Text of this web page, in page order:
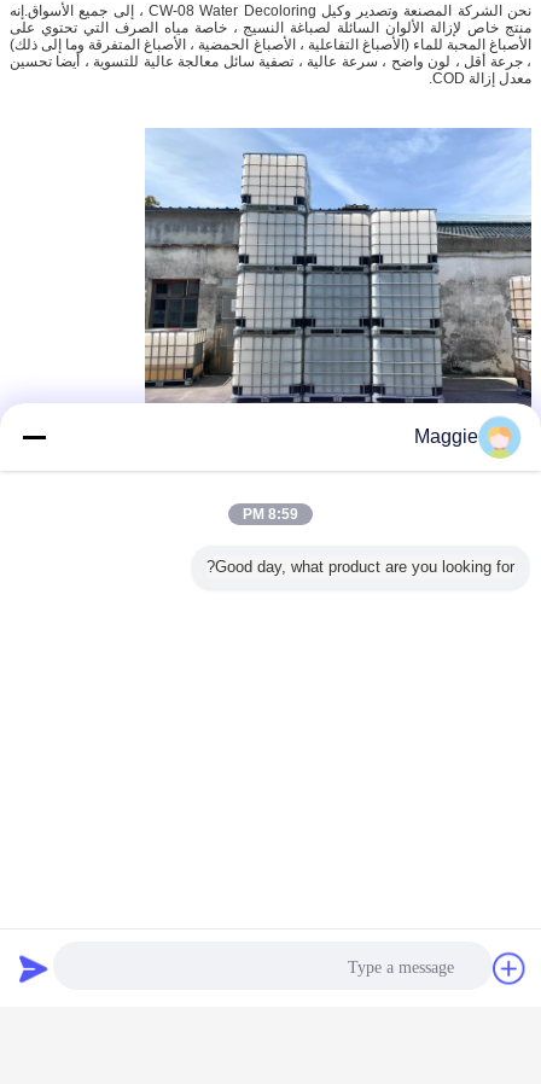
نحن الشركة المصنعة وتصدير وكيل CW-08 Water Decoloring ، إلى جميع الأسواق.إنه
منتج خاص لإزالة الألوان السائلة لصباغة النسيج ، خاصة مياه الصرف التي تحتوي على
الأصباغ المحبة للماء (الأصباغ التفاعلية ، الأصباغ الحمضية ، الأصباغ المتفرقة وما إلى ذلك)
، جرعة أقل ، لون واضح ، سرعة عالية ، تصفية سائل معالجة عالية للتسوية ، أيضا تحسين
معدل إزالة COD.
دردشة
Maggie
8:59 PM
Good day, what product are you looking for?